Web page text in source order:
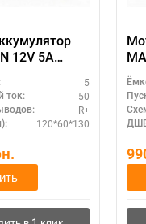
12V 5A
без
(MXBM-5
ток: 50
R+
120*60*130